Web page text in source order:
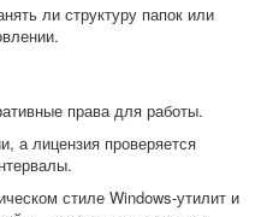
ли структуру папок или
права для работы.
а лицензия проверяется
стиле Windows-утилит и